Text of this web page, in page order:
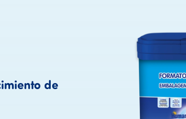
de
el crecimiento de tu pequeño